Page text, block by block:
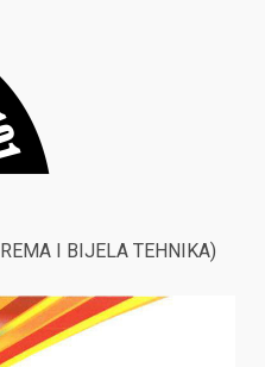
I BIJELA TEHNIKA)